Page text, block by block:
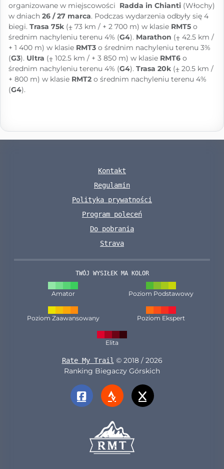
organizowane w miejscowości Radda in Chianti (Włochy)
w dniach 26 / 27 marca. Podczas wydarzenia odbyły się 4
biegi. Trasa 75k (⨦ 73 km / + 2 700 m) w klasie RMT5 o
średnim nachyleniu terenu 4% (G4). Marathon (⨦ 42.5 km /
+ 1 400 m) w klasie RMT3 o średnim nachyleniu terenu 3%
(G3). Ultra (⨦ 102.5 km / + 3 850 m) w klasie RMT6 o
średnim nachyleniu terenu 4% (G4). Trasa 20k (⨦ 20.5 km /
+ 800 m) w klasie RMT2 o średnim nachyleniu terenu 4%
(G4).
Kontakt
Regulamin
Polityka prywatności
Program poleceń
Do pobrania
Strava
TWÓJ WYSIŁEK MA KOLOR
Amator Poziom Podstawowy
Poziom Zaawansowany Poziom Ekspert
Elita
Rate My Trail © 2018 / 2026
Ranking Biegaczy Górskich